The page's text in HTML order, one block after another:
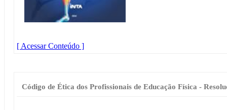
[ Acessar Conteúdo ]
Código de Ética dos Profissionais de Educação Física -